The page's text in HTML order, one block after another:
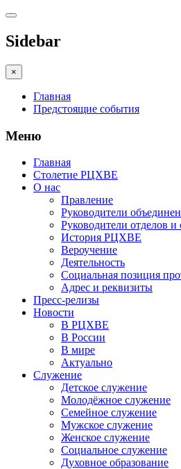
Sidebar
×
Главная
Предстоящие события
Меню
Главная
Столетие РЦХВЕ
О нас
Правление
Руководители
Руководители отделов
История РЦХВЕ
Вероучение
Деятельность
Социальная позиция
Адрес и реквизиты
Пресс-релизы
Новости
В РЦХВЕ
В России
В мире
Актуально
Служение
Детское служение
Молодёжное служение
Семейное служение
Мужское служение
Женское служение
Социальное служение
Духовное образование